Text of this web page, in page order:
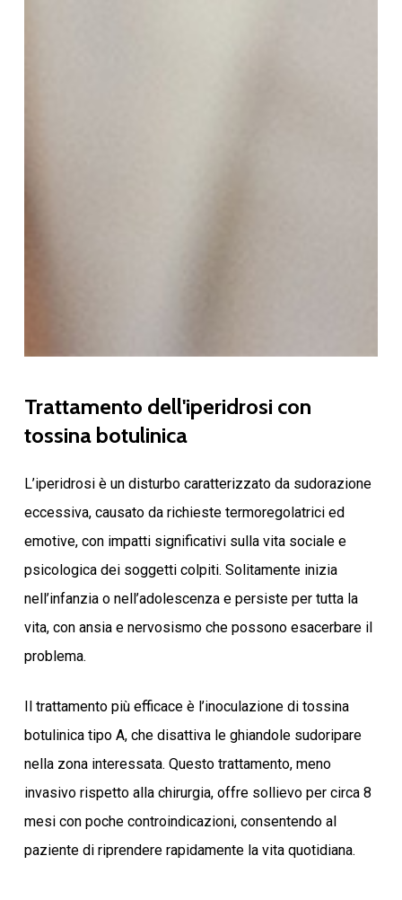
Trattamento dell'iperidrosi con
tossina botulinica
L’iperidrosi è un disturbo caratterizzato da sudorazione
eccessiva, causato da richieste termoregolatrici ed
emotive, con impatti significativi sulla vita sociale e
psicologica dei soggetti colpiti. Solitamente inizia
nell’infanzia o nell’adolescenza e persiste per tutta la
vita, con ansia e nervosismo che possono esacerbare il
problema.
Il trattamento più efficace è l’inoculazione di tossina
botulinica tipo A, che disattiva le ghiandole sudoripare
nella zona interessata. Questo trattamento, meno
invasivo rispetto alla chirurgia, offre sollievo per circa 8
mesi con poche controindicazioni, consentendo al
paziente di riprendere rapidamente la vita quotidiana.